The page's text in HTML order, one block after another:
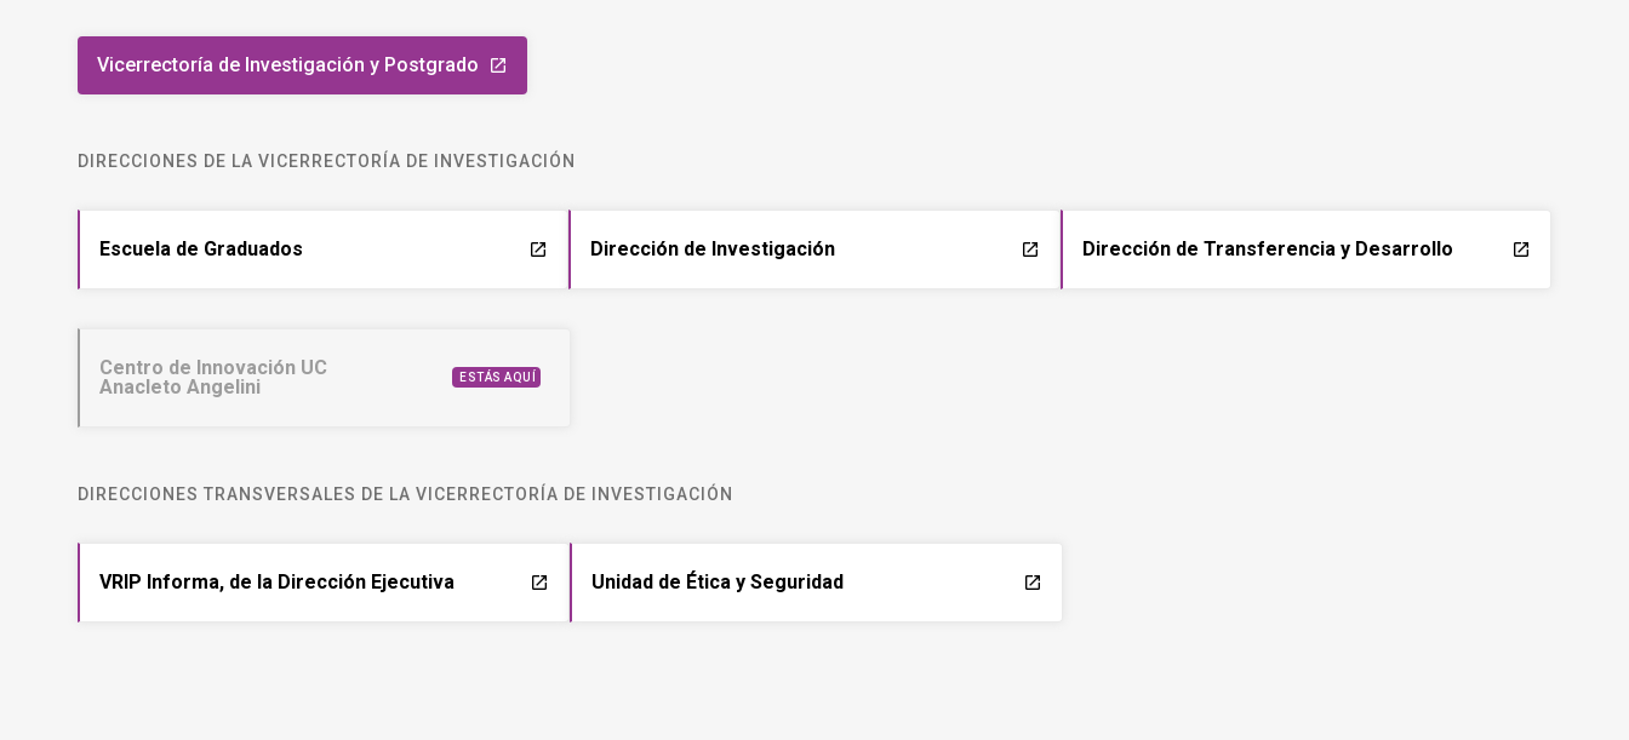
Vicerrectoría de Investigación y Postgrado launch
DIRECCIONES DE LA VICERRECTORÍA DE INVESTIGACIÓN
Escuela de Graduados launch Dirección de Investigación launch Dirección de Transferencia y Desarrollo launch
Centro de Innovación UC
Anacleto Angelini
ESTÁS AQUÍ
DIRECCIONES TRANSVERSALES DE LA VICERRECTORÍA DE INVESTIGACIÓN
VRIP Informa, de la Dirección Ejecutiva launch Unidad de Ética y Seguridad launch